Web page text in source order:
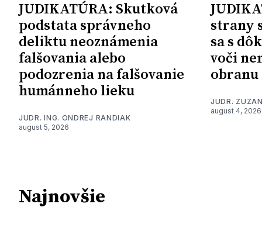
JUDIKATÚRA: Skutková
podstata správneho
deliktu neoznámenia
falšovania alebo
podozrenia na falšovanie
humánneho lieku
JUDR. ING. ONDREJ RANDIAK
august 5, 2026
strany
sa s
voči
obranu
JUDR.
august 4, 2026
Najnovšie